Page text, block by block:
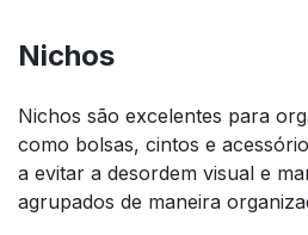
Nichos
Nichos são excelentes para
como bolsas, cintos e
a evitar a desordem visual e
agrupados de maneira